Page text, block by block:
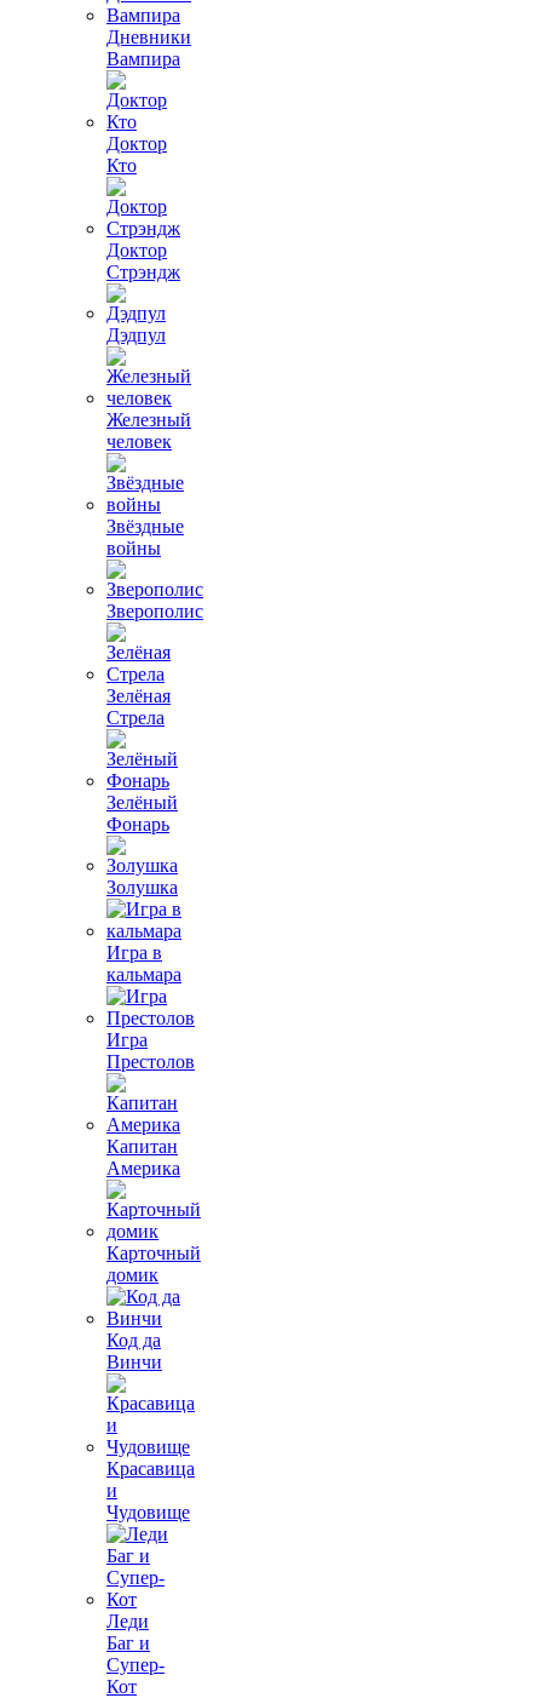
Дневники
Вампира
Доктор
Кто
Доктор
Стрэндж
Дэдпул
Железный
человек
Звёздные
войны
Зверополис
Зелёная
Стрела
Зелёный
Фонарь
Золушка
Игра в
кальмара
Игра
Престолов
Капитан
Америка
Карточный
домик
Код да
Винчи
Красавица
и
Чудовище
Леди
Баг и
Супер-
Кот